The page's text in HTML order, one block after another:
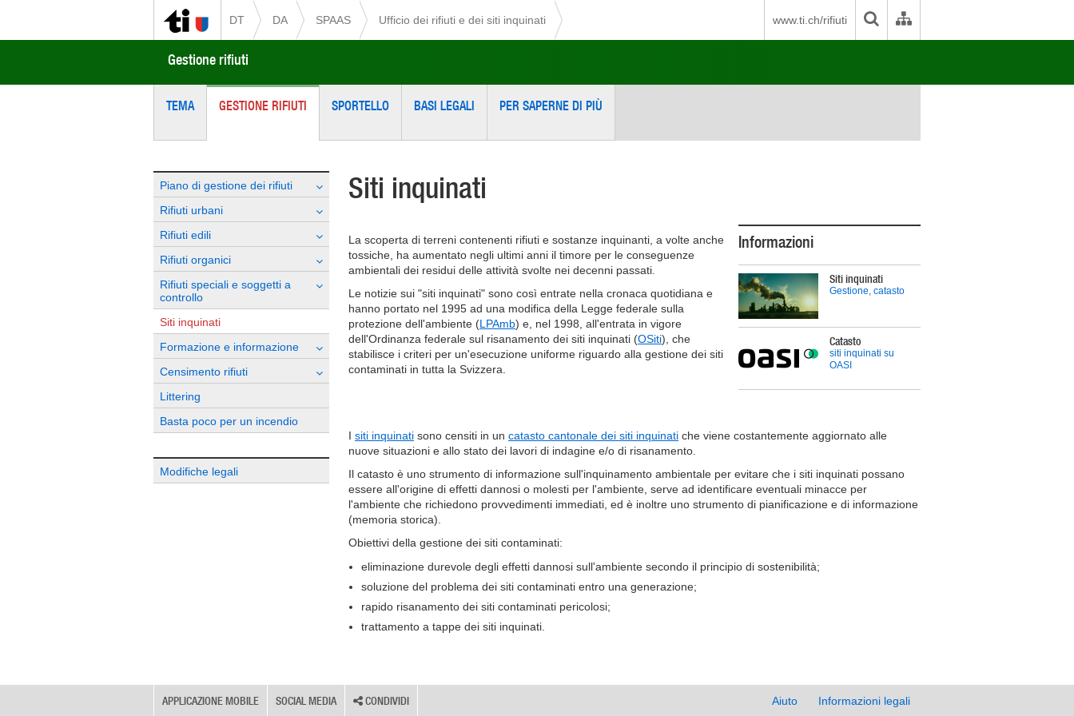
DT DA SPAAS Ufficio dei rifiuti e dei siti inquinati www.ti.ch/rifiuti
Gestione rifiuti
TEMA GESTIONE RIFIUTI SPORTELLO BASI LEGALI PER SAPERNE DI PIÙ
Piano di gestione dei rifiuti
Rifiuti urbani
Rifiuti edili
Rifiuti organici
Rifiuti speciali e soggetti a
controllo
Siti inquinati
Formazione e informazione
Censimento rifiuti
Littering
Basta poco per un incendio
Modifiche legali
Siti inquinati
La scoperta di terreni contenenti rifiuti e sostanze inquinanti, a volte anche
tossiche, ha aumentato negli ultimi anni il timore per le conseguenze
ambientali dei residui delle attività svolte nei decenni passati.
Le notizie sui "siti inquinati" sono così entrate nella cronaca quotidiana e
hanno portato nel 1995 ad una modifica della Legge federale sulla
protezione dell'ambiente (LPAmb) e, nel 1998, all'entrata in vigore
dell'Ordinanza federale sul risanamento dei siti inquinati (OSiti), che
stabilisce i criteri per un'esecuzione uniforme riguardo alla gestione dei siti
contaminati in tutta la Svizzera.
Informazioni
Siti inquinati
Gestione, catasto
Catasto
siti inquinati su
OASI
I siti inquinati sono censiti in un catasto cantonale dei siti inquinati che viene costantemente aggiornato alle
nuove situazioni e allo stato dei lavori di indagine e/o di risanamento.
Il catasto è uno strumento di informazione sull'inquinamento ambientale per evitare che i siti inquinati possano
essere all'origine di effetti dannosi o molesti per l'ambiente, serve ad identificare eventuali minacce per
l'ambiente che richiedono provvedimenti immediati, ed è inoltre uno strumento di pianificazione e di informazione
(memoria storica).
Obiettivi della gestione dei siti contaminati:
eliminazione durevole degli effetti dannosi sull'ambiente secondo il principio di sostenibilità;
soluzione del problema dei siti contaminati entro una generazione;
rapido risanamento dei siti contaminati pericolosi;
trattamento a tappe dei siti inquinati.
APPLICAZIONE MOBILE SOCIAL MEDIA CONDIVIDI Aiuto Informazioni legali